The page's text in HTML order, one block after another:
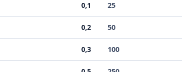
0,1 25
0,2 50
0,3 100